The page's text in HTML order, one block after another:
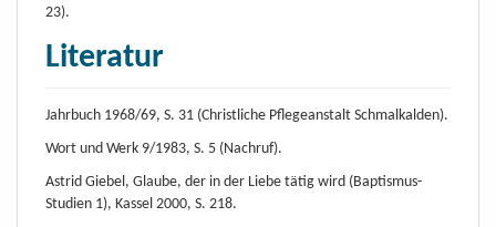
23).
Literatur
Jahrbuch 1968/69, S. 31 (Christliche Pflegeanstalt Schmalkalden).
Wort und Werk 9/1983, S. 5 (Nachruf).
Astrid Giebel, Glaube, der in der Liebe tätig wird (Baptismus-
Studien 1), Kassel 2000, S. 218.